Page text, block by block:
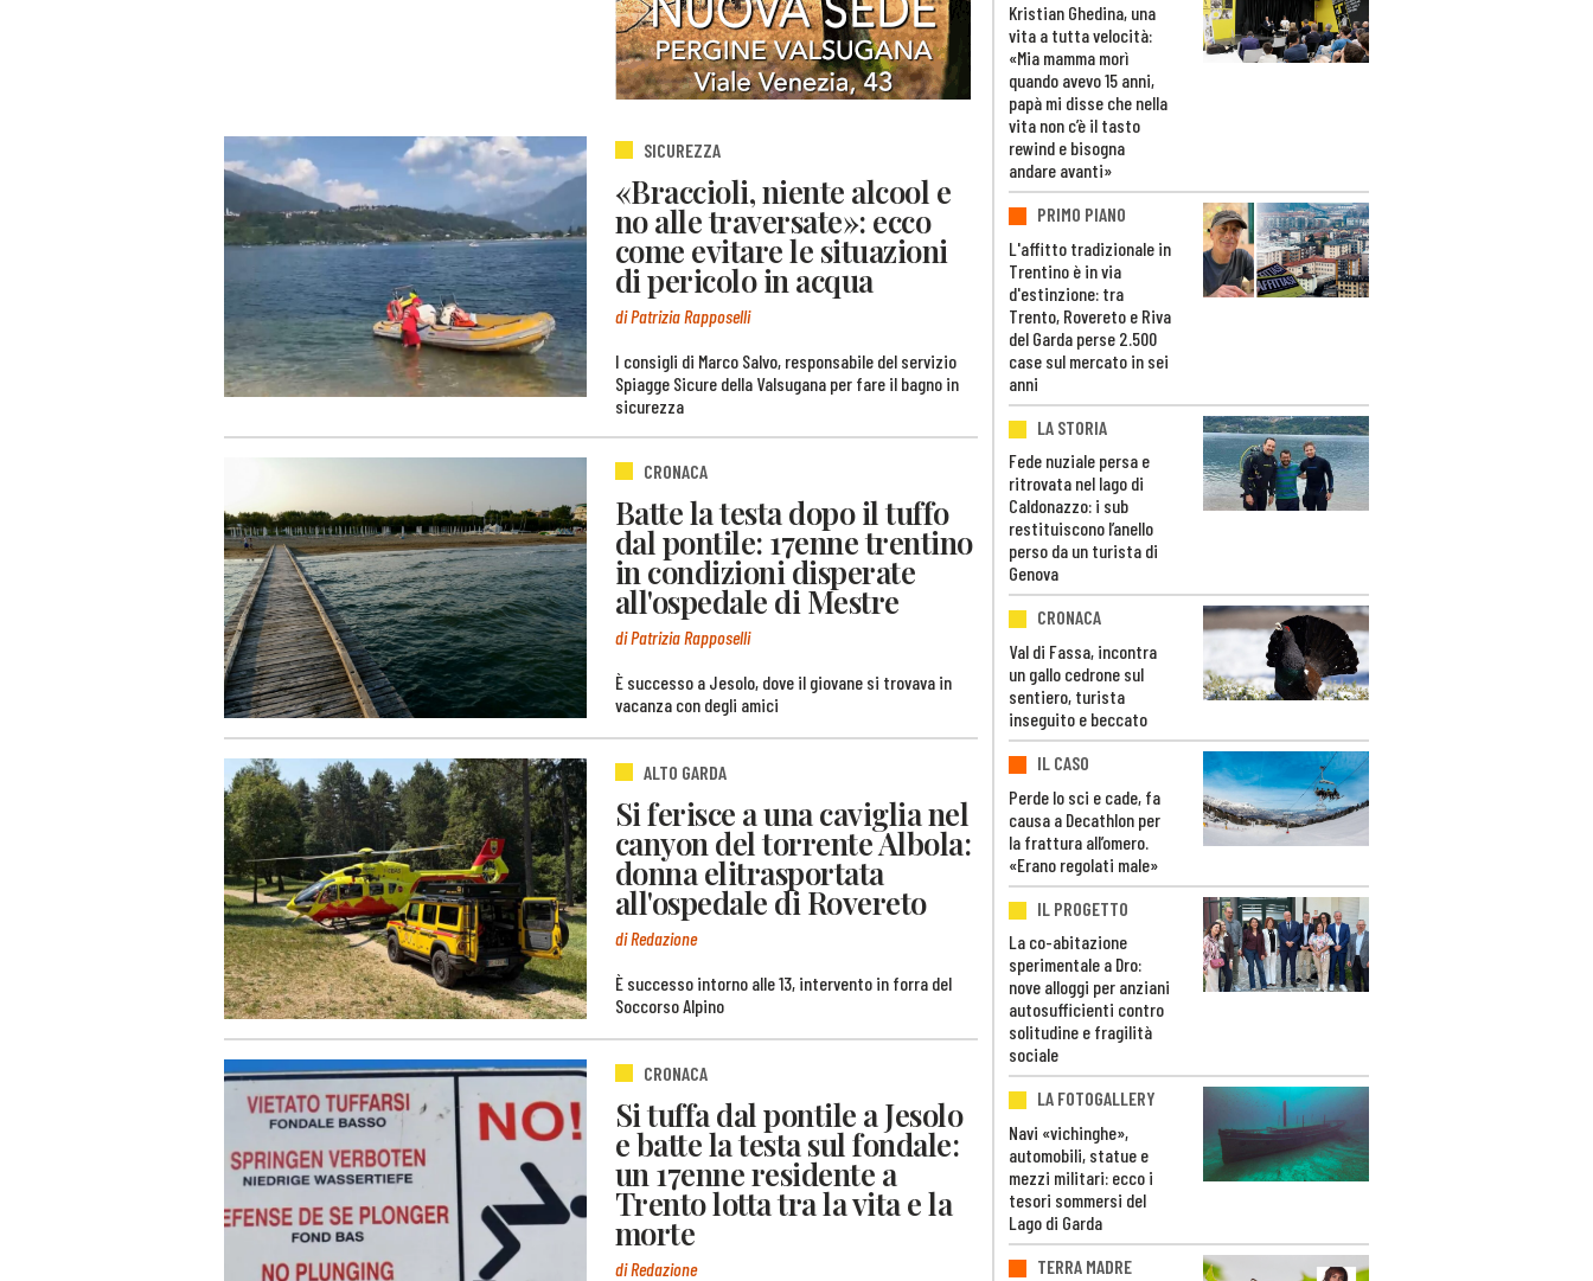
SICUREZZA
«Braccioli, niente alcool e
no alle traversate»: ecco
come evitare le situazioni
di pericolo in acqua
di Patrizia Rapposelli
I consigli di Marco Salvo, responsabile del servizio
Spiagge Sicure della Valsugana per fare il bagno in
sicurezza
CRONACA
Batte la testa dopo il tuffo
dal pontile: 17enne trentino
in condizioni disperate
all'ospedale di Mestre
di Patrizia Rapposelli
È successo a Jesolo, dove il giovane si trovava in
vacanza con degli amici
ALTO GARDA
Si ferisce a una caviglia nel
canyon del torrente Albola:
donna elitrasportata
all'ospedale di Rovereto
di Redazione
È successo intorno alle 13, intervento in forra del
Soccorso Alpino
CRONACA
Si tuffa dal pontile a Jesolo
e batte la testa sul fondale:
un 17enne residente a
Trento lotta tra la vita e la
morte
di Redazione
Kristian Ghedina, una
vita a tutta velocità:
«Mia mamma morì
quando avevo 15 anni,
papà mi disse che nella
vita non c’è il tasto
rewind e bisogna
andare avanti»
PRIMO PIANO
L'affitto tradizionale in
Trentino è in via
d'estinzione: tra
Trento, Rovereto e Riva
del Garda perse 2.500
case sul mercato in sei
anni
LA STORIA
Fede nuziale persa e
ritrovata nel lago di
Caldonazzo: i sub
restituiscono l’anello
perso da un turista di
Genova
CRONACA
Val di Fassa, incontra
un gallo cedrone sul
sentiero, turista
inseguito e beccato
IL CASO
Perde lo sci e cade, fa
causa a Decathlon per
la frattura all’omero.
«Erano regolati male»
IL PROGETTO
La co-abitazione
sperimentale a Dro:
nove alloggi per anziani
autosufficienti contro
solitudine e fragilità
sociale
LA FOTOGALLERY
Navi «vichinghe»,
automobili, statue e
mezzi militari: ecco i
tesori sommersi del
Lago di Garda
TERRA MADRE